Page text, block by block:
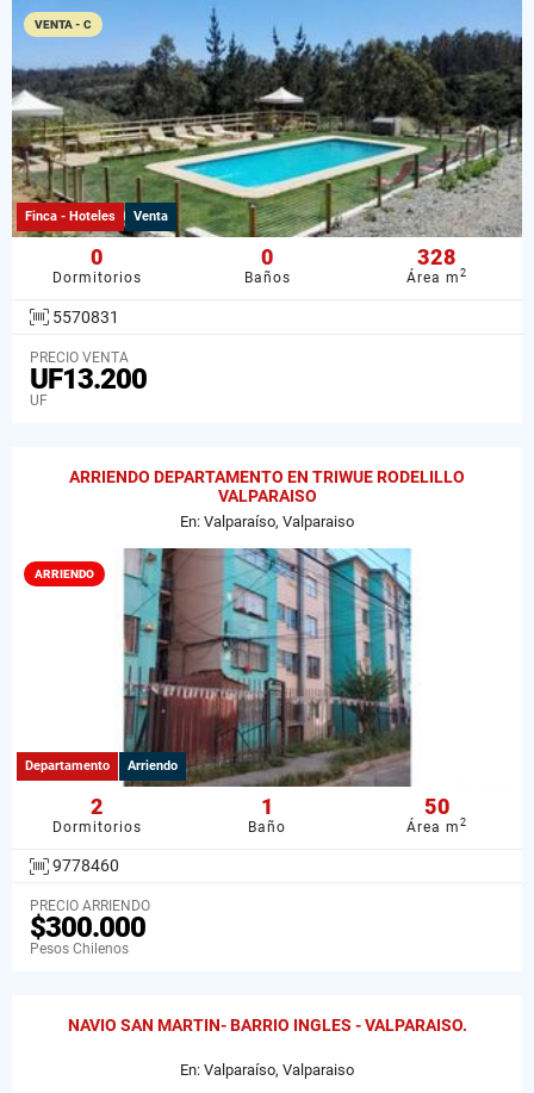
VENTA - C
Finca - Hoteles Venta
0
Dormitorios
0
Baños
328
Área m2
5570831
PRECIO VENTA
UF13.200
UF
ARRIENDO DEPARTAMENTO EN TRIWUE RODELILLO
VALPARAISO
En: Valparaíso, Valparaiso
ARRIENDO
Departamento Arriendo
2
Dormitorios
1
Baño
50
Área m2
9778460
PRECIO ARRIENDO
$300.000
Pesos Chilenos
NAVIO SAN MARTIN- BARRIO INGLES - VALPARAISO.
En: Valparaíso, Valparaiso